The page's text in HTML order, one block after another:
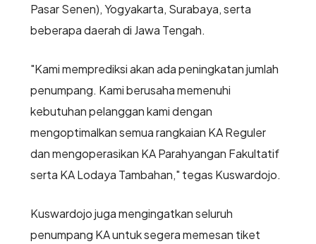
Pasar Senen), Yogyakarta, Surabaya, serta
beberapa daerah di Jawa Tengah.
"Kami memprediksi akan ada peningkatan jumlah
penumpang. Kami berusaha memenuhi
kebutuhan pelanggan kami dengan
mengoptimalkan semua rangkaian KA Reguler
dan mengoperasikan KA Parahyangan Fakultatif
serta KA Lodaya Tambahan," tegas Kuswardojo.
Kuswardojo juga mengingatkan seluruh
penumpang KA untuk segera memesan tiket